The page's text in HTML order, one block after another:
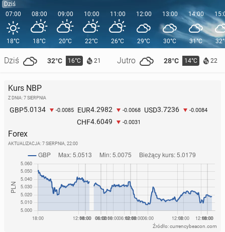
Dziś
07:00
18°C
Dziś 32°C 16°C 21 Jutro 28°C 14°C 22
08:00
18°C
09:00
20°C
10:00
22°C
11:00
26°C
12:00
29°C
13:00
30°C
14:00
31°C
Kurs NBP
Z DNIA: 7 SIERPNIA
GBP5.0134 -0.0085 EUR4.2982 -0.0068 USD3.7236 -0.0084
CHF4.6049 -0.0031
Forex
AKTUALIZACJA: 7 SIERPNIA, 22:00
Źródło: currencybeacon.com